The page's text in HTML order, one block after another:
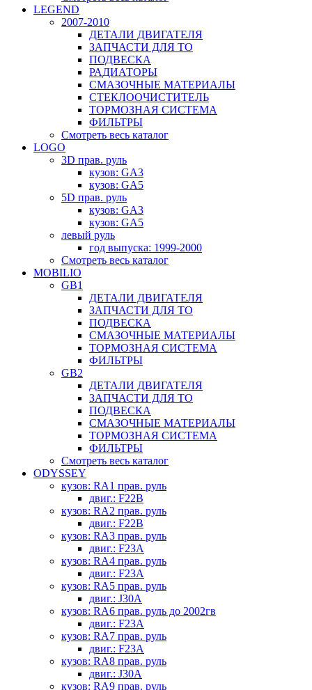
LEGEND
2007-2010
ДЕТАЛИ ДВИГАТЕЛЯ
ЗАПЧАСТИ ДЛЯ ТО
ПОДВЕСКА
РАДИАТОРЫ
СМАЗОЧНЫЕ МАТЕРИАЛЫ
СТЕКЛООЧИСТИТЕЛЬ
ТОРМОЗНАЯ СИСТЕМА
ФИЛЬТРЫ
Смотреть весь каталог
LOGO
3D прав. руль
кузов: GA3
кузов: GA5
5D прав. руль
кузов: GA3
кузов: GA5
левый руль
год выпуска: 1999-2000
Смотреть весь каталог
MOBILIO
GB1
ДЕТАЛИ ДВИГАТЕЛЯ
ЗАПЧАСТИ ДЛЯ ТО
ПОДВЕСКА
СМАЗОЧНЫЕ МАТЕРИАЛЫ
ТОРМОЗНАЯ СИСТЕМА
ФИЛЬТРЫ
GB2
ДЕТАЛИ ДВИГАТЕЛЯ
ЗАПЧАСТИ ДЛЯ ТО
ПОДВЕСКА
СМАЗОЧНЫЕ МАТЕРИАЛЫ
ТОРМОЗНАЯ СИСТЕМА
ФИЛЬТРЫ
Смотреть весь каталог
ODYSSEY
кузов: RA1 прав. руль
двиг.: F22B
кузов: RA2 прав. руль
двиг.: F22B
кузов: RA3 прав. руль
двиг.: F23A
кузов: RA4 прав. руль
двиг.: F23A
кузов: RA5 прав. руль
двиг.: J30A
кузов: RA6 прав. руль до 2002гв
двиг.: F23A
кузов: RA7 прав. руль
двиг.: F23A
кузов: RA8 прав. руль
двиг.: J30A
кузов: RA9 прав. руль